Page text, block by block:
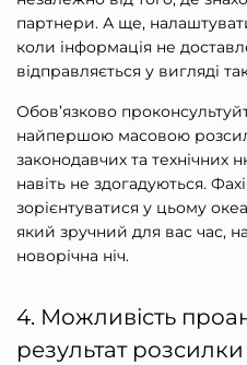
партнери. А ще,
коли інформація не
відправляється у вигляді
Обов’язково
найпершою масовою
законодавчих та технічних
навіть не здогадуються.
зорієнтуватися у цьому
який зручний для вас час,
новорічна ніч.
4. Можливість
результат розсилки